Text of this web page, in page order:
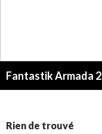
Fantastik Armada 2
Rien de trouvé